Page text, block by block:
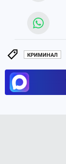
КРИМИНАЛ